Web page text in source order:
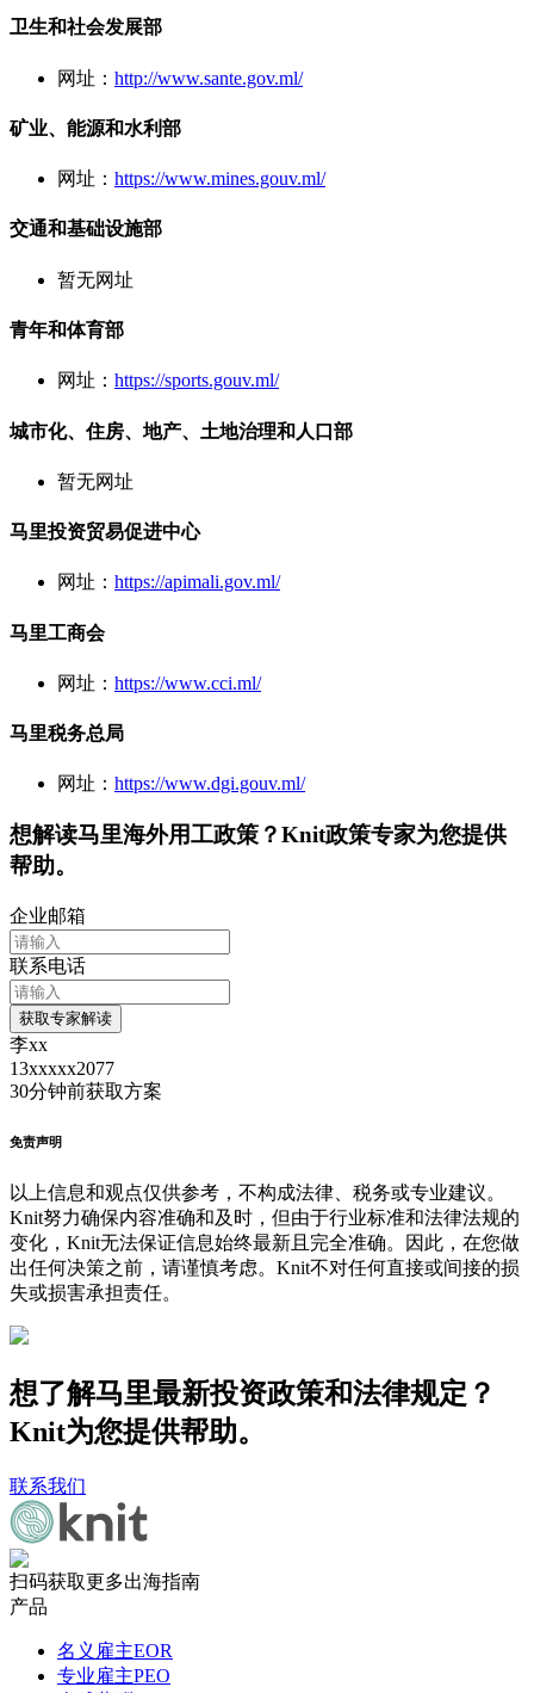
卫生和社会发展部
网址： http://www.sante.gov.ml/
矿业、能源和水利部
网址： https://www.mines.gouv.ml/
交通和基础设施部
暂无网址
青年和体育部
网址： https://sports.gouv.ml/
城市化、住房、地产、土地治理和人口部
暂无网址
马里投资贸易促进中心
网址： https://apimali.gov.ml/
马里工商会
网址： https://www.cci.ml/
马里税务总局
网址： https://www.dgi.gouv.ml/
想解读马里海外用工政策？Knit政策专家为您提供
帮助。
企业邮箱
联系电话
获取专家解读
李xx
13xxxxx2077
30分钟前获取方案
免责声明
以上信息和观点仅供参考，不构成法律、税务或专业建议。
Knit努力确保内容准确和及时，但由于行业标准和法律法规的
变化，Knit无法保证信息始终最新且完全准确。因此，在您做
出任何决策之前，请谨慎考虑。Knit不对任何直接或间接的损
失或损害承担责任。
想了解马里最新投资政策和法律规定？
Knit为您提供帮助。
联系我们
扫码获取更多出海指南
产品
名义雇主EOR
专业雇主PEO